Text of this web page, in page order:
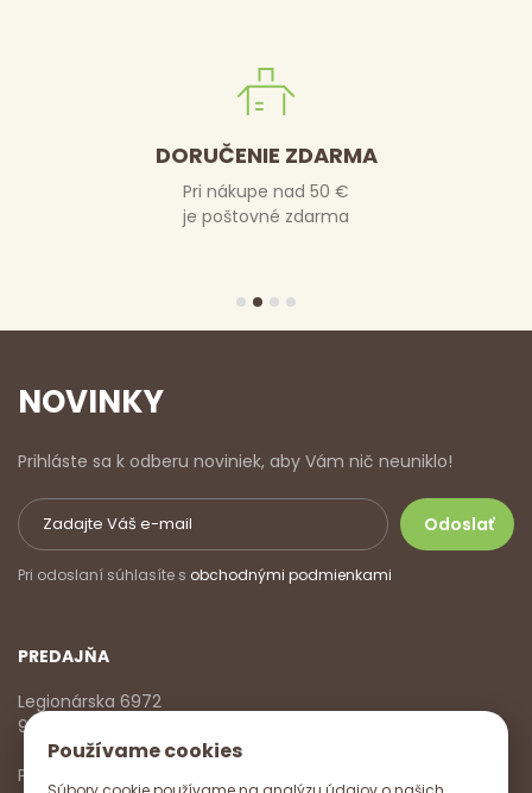
Používame cookies
DORUČENIE ZDARMA
Pri nákupe nad 50 €
je poštovné zdarma
NOVINKY
Prihláste sa k odberu noviniek, aby Vám nič neuniklo!
Pri odoslaní súhlasíte s obchodnými podmienkami
PREDAJŇA
Legionárska 6972
911 01 Trenčín
Pondelok - Piatok